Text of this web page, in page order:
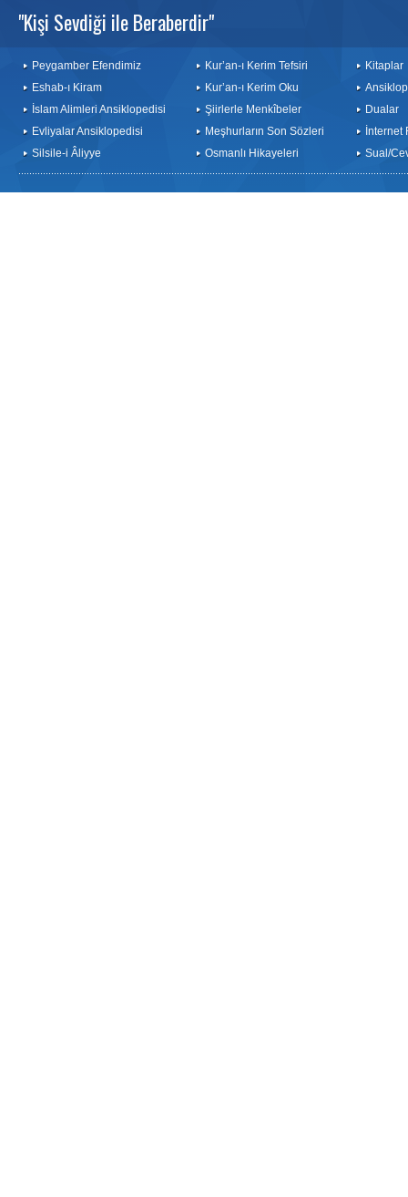
"Kişi Sevdiği ile Beraberdir"
Peygamber Efendimiz
Eshab-ı Kiram
İslam Alimleri Ansiklopedisi
Evliyalar Ansiklopedisi
Silsile-i Âliyye
Kur’an-ı Kerim Tefsiri
Kur’an-ı Kerim Oku
Şiirlerle Menkîbeler
Meşhurların Son Sözleri
Osmanlı Hikayeleri
Kitaplar
Dualar
İnternet
Sual/